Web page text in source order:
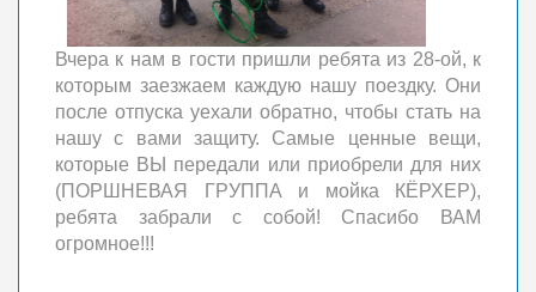
Вчера к нам в гости пришли ребята из 28-ой, к
которым заезжаем каждую нашу поездку. Они
после отпуска уехали обратно, чтобы стать на
нашу с вами защиту. Самые ценные вещи,
которые ВЫ передали или приобрели для них
(ПОРШНЕВАЯ ГРУППА и мойка КЁРХЕР),
ребята забрали с собой! Спасибо ВАМ
огромное!!!